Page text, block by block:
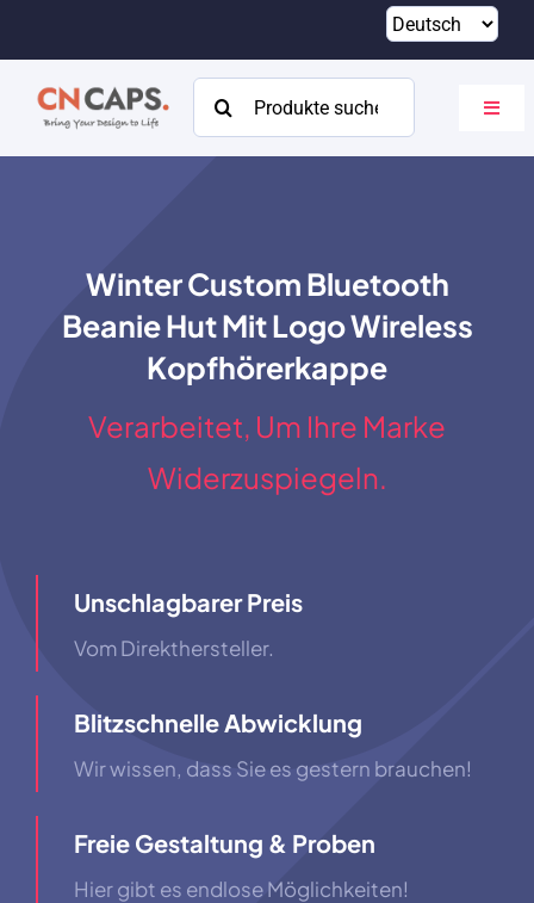
springen
Suchen
nach:
Katalog
Ressourcen
Winter Custom Bluetooth
Beanie Hut Mit Logo Wireless
Kopfhörerkappe
Verarbeitet, Um Ihre Marke
Widerzuspiegeln.
Unschlagbarer Preis
Vom Direkthersteller.
Blitzschnelle Abwicklung
Wir wissen, dass Sie es gestern brauchen!
Freie Gestaltung & Proben
Hier gibt es endlose Möglichkeiten!